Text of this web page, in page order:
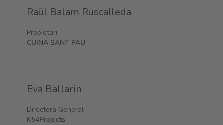
Raül Balam Ruscalleda
Propietari
CUINA SANT PAU
Eva Ballarin
Directora General
K54Projects